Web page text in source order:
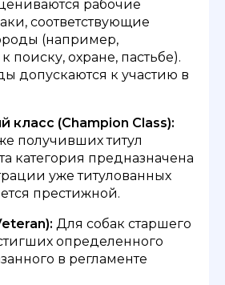
рабочие
соответствующие
(например,
поиску, охране, пастьбе).
допускаются к участию в
класс (Champion Class):
получивших титул
категория предназначена
уже титулованных
престижной.
Для собак старшего
определенного
в регламенте